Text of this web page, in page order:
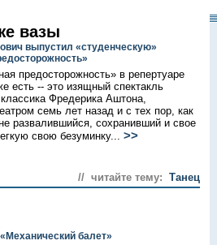
вазы
выпустил «студенческую»
предосторожность» в репертуаре
есть -- это изящный спектакль
классика Фредерика Аштона,
семь лет назад и с тех пор, как
развалившийся, сохранивший и свое
свою безуминку... >>
// читайте тему: Танец
балет»